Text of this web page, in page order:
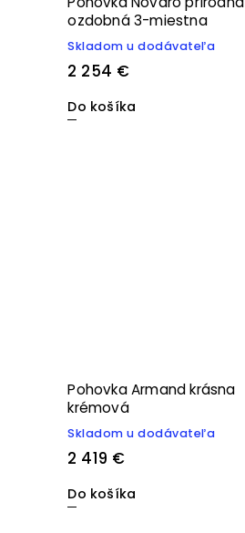
ozdobná 3-miestna
Skladom u dodávateľa
2 254 €
Do košíka
Pohovka Armand krásna
krémová
Skladom u dodávateľa
2 419 €
Do košíka